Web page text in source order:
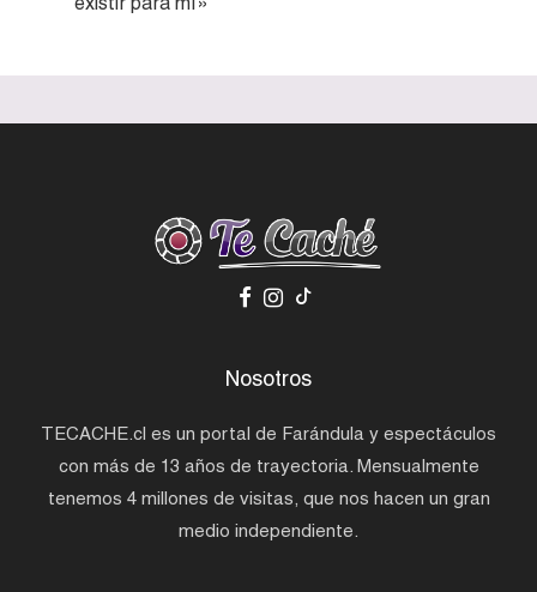
Nosotros
TECACHE.cl es un portal de Farándula y espectáculos
con más de 13 años de trayectoria. Mensualmente
tenemos 4 millones de visitas, que nos hacen un gran
medio independiente.